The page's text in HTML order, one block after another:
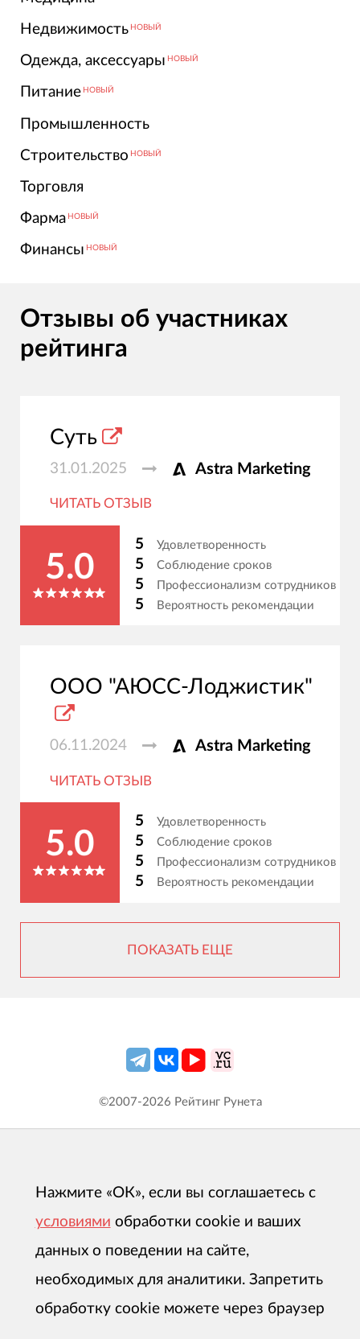
Недвижимость НОВЫЙ
Одежда, аксессуары НОВЫЙ
Питание НОВЫЙ
Промышленность
Строительство НОВЫЙ
Торговля
Фарма НОВЫЙ
Финансы НОВЫЙ
Отзывы об участниках
рейтинга
Суть
31.01.2025 Astra Marketing
ЧИТАТЬ ОТЗЫВ
5.0
5 Удовлетворенность
5 Соблюдение сроков
5 Профессионализм сотрудников
5 Вероятность рекомендации
ООО "АЮСС-Лоджистик"
06.11.2024 Astra Marketing
ЧИТАТЬ ОТЗЫВ
5.0
5 Удовлетворенность
5 Соблюдение сроков
5 Профессионализм сотрудников
5 Вероятность рекомендации
ПОКАЗАТЬ ЕЩЕ
©2007-2026 Рейтинг Рунета
Нажмите «ОК», если вы соглашаетесь с
условиями обработки cookie и ваших
данных о поведении на сайте,
необходимых для аналитики. Запретить
обработку cookie можете через браузер